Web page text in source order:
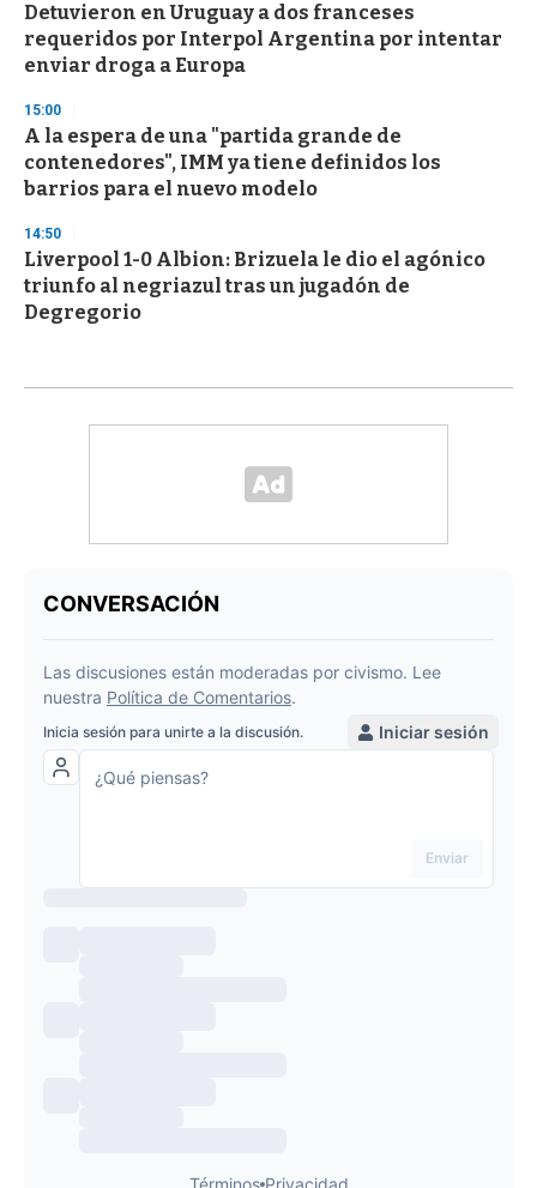
Detuvieron en Uruguay a dos franceses
requeridos por Interpol Argentina por intentar
enviar droga a Europa
15:00
A la espera de una "partida grande de
contenedores", IMM ya tiene definidos los
barrios para el nuevo modelo
14:50
Liverpool 1-0 Albion: Brizuela le dio el agónico
triunfo al negriazul tras un jugadón de
Degregorio